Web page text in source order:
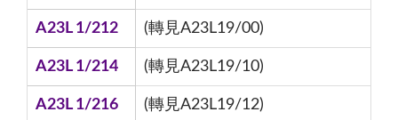
A23L 1/212 (轉見A23L19/00)
A23L 1/214 (轉見A23L19/10)
A23L 1/216 (轉見A23L19/12)